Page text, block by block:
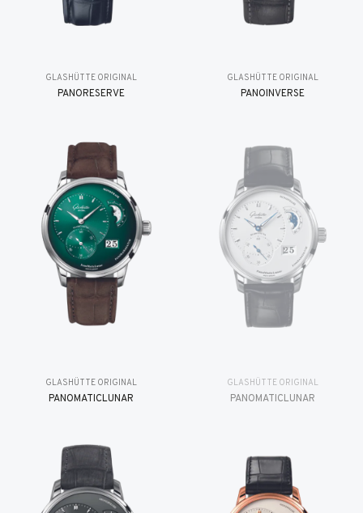
GLASHÜTTE ORIGINAL
PANORESERVE
GLASHÜTTE ORIGINAL
PANOINVERSE
GLASHÜTTE ORIGINAL
PANOMATICLUNAR
GLASHÜTTE ORIGINAL
PANOMATICLUNAR